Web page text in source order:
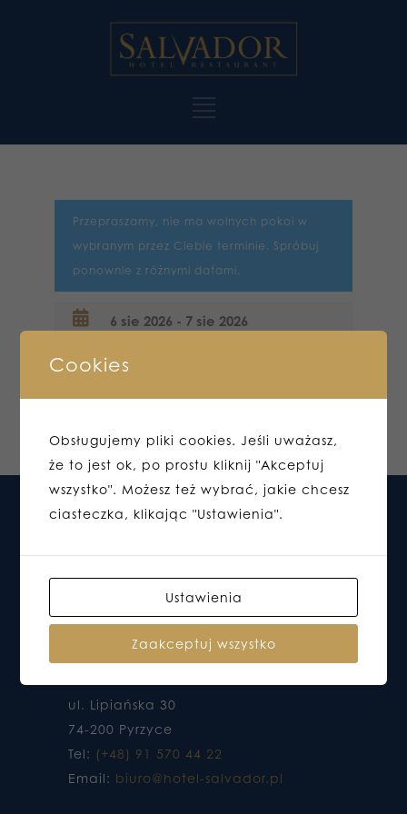
Przepraszamy, nie ma wolnych pokoi w
wybranym przez Ciebie terminie. Spróbuj
ponownie z różnymi datami.
HOTEL DO KTÓREGO CHCESZ WRACAĆ
ul. Lipiańska 30
74-200 Pyrzyce
Tel: (+48) 91 570 44 22
Email: biuro@hotel-salvador.pl
Cookies
Obsługujemy pliki cookies. Jeśli uważasz,
że to jest ok, po prostu kliknij "Akceptuj
wszystko". Możesz też wybrać, jakie chcesz
ciasteczka, klikając "Ustawienia".
Ustawienia
Zaakceptuj wszystko